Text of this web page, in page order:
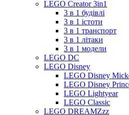
LEGO Creator 3in1
3 в 1 будівлі
3 в 1 істоти
3 в 1 транспорт
3 в 1 літаки
3 в 1 модели
LEGO DC
LEGO Disney
LEGO Disney
LEGO Disney
LEGO Lightyear
LEGO Classic
LEGO DREAMZzz